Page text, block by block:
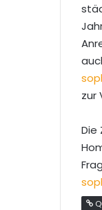
zur
Die